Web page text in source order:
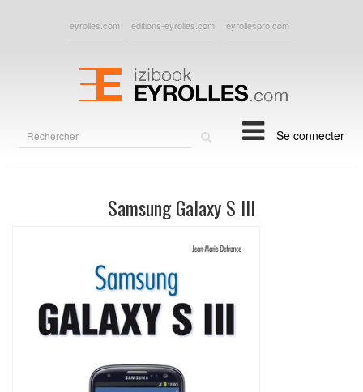
eyrolles.com editions-eyrolles.com eyrollespro.com
Se connecter
Samsung Galaxy S III